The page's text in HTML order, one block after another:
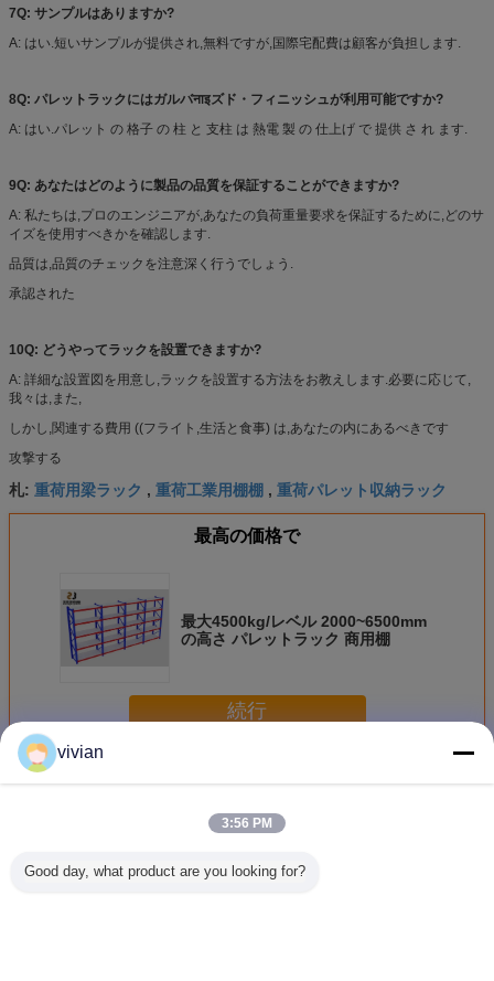
7Q: サンプルはありますか?
A: はい.短いサンプルが提供され,無料ですが,国際宅配費は顧客が負担します.
8Q: パレットラックにはガルバनाइズド・フィニッシュが利用可能ですか?
A: はい.パレット の 格子 の 柱 と 支柱 は 熱電 製 の 仕上げ で 提供 さ れ ます.
9Q: あなたはどのように製品の品質を保証することができますか?
A: 私たちは,プロのエンジニアが,あなたの負荷重量要求を保証するために,どのサ
イズを使用すべきかを確認します.
品質は,品質のチェックを注意深く行うでしょう.
承認された
10Q: どうやってラックを設置できますか?
A: 詳細な設置図を用意し,ラックを設置する方法をお教えします.必要に応じて,
我々は,また,
しかし,関連する費用 ((フライト,生活と食事) は,あなたの内にあるべきです
攻撃する
札: 重荷用梁ラック , 重荷工業用棚棚 , 重荷パレット収納ラック
最高の価格で
最大4500kg/レベル 2000~6500mm
の高さ パレットラック 商用棚
続行
多く重量収納用ラック
vivian
3:56 PM
Good day, what product are you looking for?